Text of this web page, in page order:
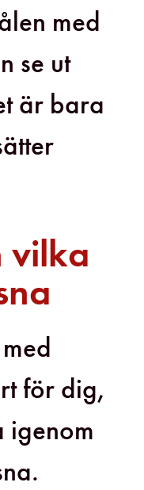
med
se ut
är bara
vilka
för dig,
igenom